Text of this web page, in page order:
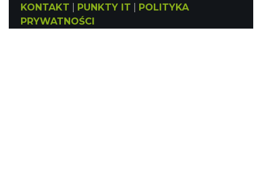
KONTAKT PUNKTY IT
POLITYKA
PRYWATNOŚCI